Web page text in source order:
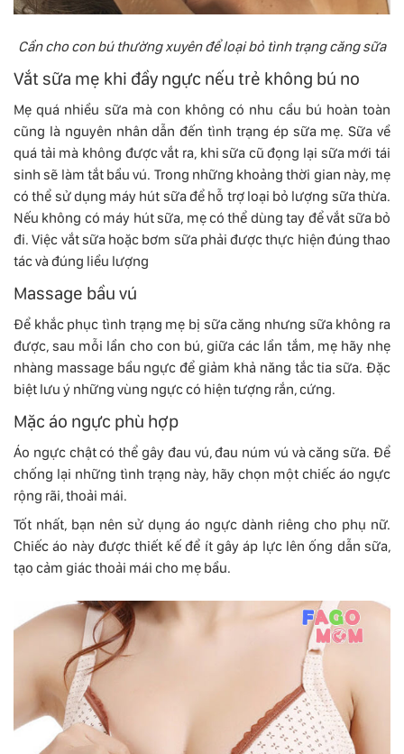
Cần cho con bú thường xuyên để loại bỏ tình trạng căng sữa
Vắt sữa mẹ khi đầy ngực nếu trẻ không bú no
Mẹ quá nhiều sữa mà con không có nhu cầu bú hoàn toàn
cũng là nguyên nhân dẫn đến tình trạng ép sữa mẹ. Sữa về
quá tải mà không được vắt ra, khi sữa cũ đọng lại sữa mới tái
sinh sẽ làm tắt bầu vú. Trong những khoảng thời gian này, mẹ
có thể sử dụng máy hút sữa để hỗ trợ loại bỏ lượng sữa thừa.
Nếu không có máy hút sữa, mẹ có thể dùng tay để vắt sữa bỏ
đi. Việc vắt sữa hoặc bơm sữa phải được thực hiện đúng thao
tác và đúng liều lượng
Massage bầu vú
Để khắc phục tình trạng mẹ bị sữa căng nhưng sữa không ra
được, sau mỗi lần cho con bú, giữa các lần tắm, mẹ hãy nhẹ
nhàng massage bầu ngực để giảm khả năng tắc tia sữa. Đặc
biệt lưu ý những vùng ngực có hiện tượng rắn, cứng.
Mặc áo ngực phù hợp
Áo ngực chật có thể gây đau vú, đau núm vú và căng sữa. Để
chống lại những tình trạng này, hãy chọn một chiếc áo ngực
rộng rãi, thoải mái.
Tốt nhất, bạn nên sử dụng áo ngực dành riêng cho phụ nữ.
Chiếc áo này được thiết kế để ít gây áp lực lên ống dẫn sữa,
tạo cảm giác thoải mái cho mẹ bầu.